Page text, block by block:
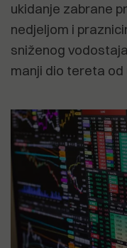
ukidanje zabrane
nedjeljom i
sniženog
manji dio tereta od